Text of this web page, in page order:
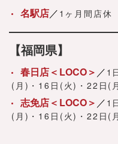
名駅店 1ヶ月間店休
【福岡県】
春日店＜LOCO＞
1
(月)・16日(火)・22日(
志免店＜LOCO＞
1
(月)・16日(火)・22日(